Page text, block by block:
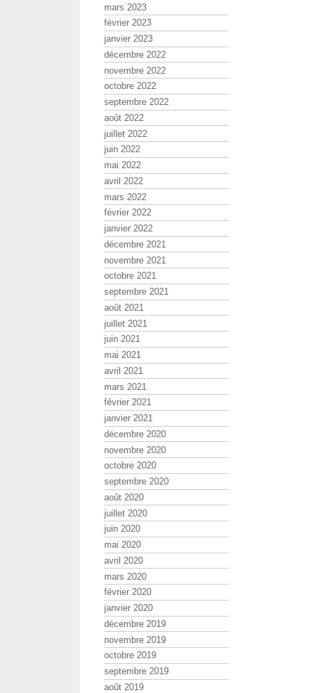
mars 2023
février 2023
janvier 2023
décembre 2022
novembre 2022
octobre 2022
septembre 2022
août 2022
juillet 2022
juin 2022
mai 2022
avril 2022
mars 2022
février 2022
janvier 2022
décembre 2021
novembre 2021
octobre 2021
septembre 2021
août 2021
juillet 2021
juin 2021
mai 2021
avril 2021
mars 2021
février 2021
janvier 2021
décembre 2020
novembre 2020
octobre 2020
septembre 2020
août 2020
juillet 2020
juin 2020
mai 2020
avril 2020
mars 2020
février 2020
janvier 2020
décembre 2019
novembre 2019
octobre 2019
septembre 2019
août 2019